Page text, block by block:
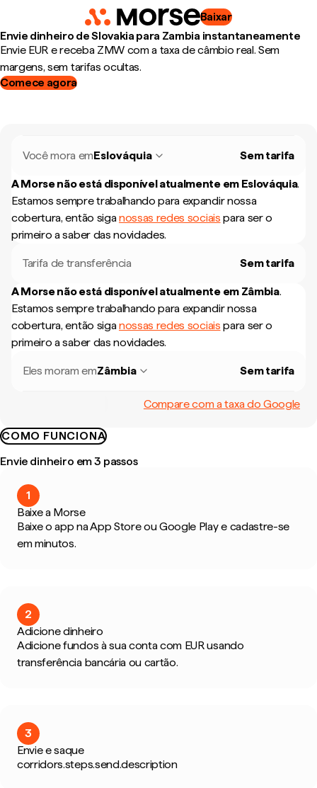
Baixar
Envie dinheiro de Slovakia para Zambia instantaneamente
Envie EUR e receba ZMW com a taxa de câmbio real. Sem
margens, sem tarifas ocultas.
Comece agora
Você mora emEslováquia Sem tarifa
A Morse não está disponível atualmente em Eslováquia.
Estamos sempre trabalhando para expandir nossa
cobertura, então siganossas redes sociais para ser o
primeiro a saber das novidades.
Tarifa de transferência Sem tarifa
A Morse não está disponível atualmente em Zâmbia.
Estamos sempre trabalhando para expandir nossa
cobertura, então siganossas redes sociais para ser o
primeiro a saber das novidades.
Eles moram emZâmbia Sem tarifa
Compare com a taxa do Google
COMO FUNCIONA
Envie dinheiro em 3 passos
1
Baixe a Morse
Baixe o app na App Store ou Google Play e cadastre-se
em minutos.
2
Adicione dinheiro
Adicione fundos à sua conta com EUR usando
transferência bancária ou cartão.
3
Envie e saque
corridors.steps.send.description